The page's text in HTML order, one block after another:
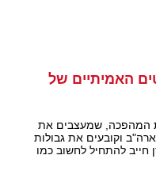
האמיתיים של
המהפכה, שמעצבים את
וקובעים את גבולות
להתחיל לחשוב כמו